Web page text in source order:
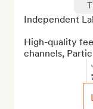
Independent
High-quality
channels,